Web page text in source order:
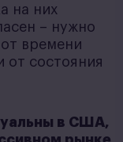
на них
– нужно
времени
от состояния
в США,